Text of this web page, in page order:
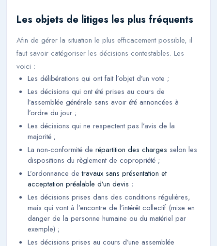
Les objets de litiges les plus fréquents
Afin de gérer la situation le plus efficacement possible, il
faut savoir catégoriser les décisions contestables. Les
voici :
Les délibérations qui ont fait l’objet d’un vote ;
Les décisions qui ont été prises au cours de
l’assemblée générale sans avoir été annoncées à
l’ordre du jour ;
Les décisions qui ne respectent pas l’avis de la
majorité ;
La non-conformité de répartition des charges selon les
dispositions du règlement de copropriété ;
L’ordonnance detravaux sans présentation et
acceptation préalable d’un devis ;
Les décisions prises dans des conditions régulières,
mais qui vont à l’encontre de l’intérêt collectif (mise en
danger de la personne humaine ou du matériel par
exemple) ;
Les décisions prises au cours d’une assemblée